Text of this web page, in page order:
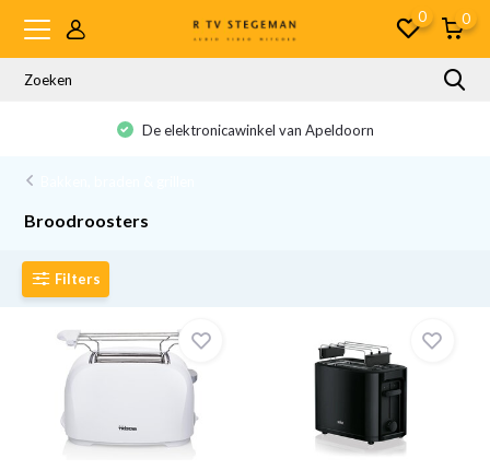
0 0
De elektronicawinkel van Apeldoorn
Broodroosters
Filters